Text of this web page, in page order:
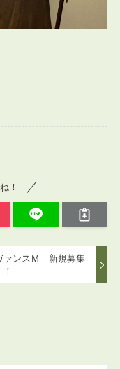
！
ァンスＭ 新規募集